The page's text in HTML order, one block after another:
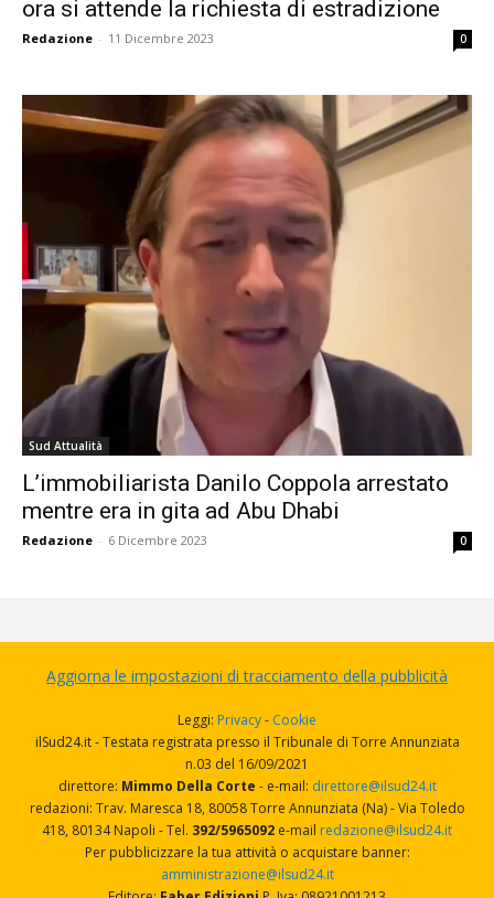
ora si attende la richiesta di estradizione
Redazione - 11 Dicembre 2023 0
Sud Attualità
L’immobiliarista Danilo Coppola arrestato
mentre era in gita ad Abu Dhabi
Redazione - 6 Dicembre 2023 0
Aggiorna le impostazioni di tracciamento della pubblicità
Leggi: Privacy- Cookie
ilSud24.it - Testata registrata presso il Tribunale di Torre Annunziata
n.03 del 16/09/2021
direttore: Mimmo Della Corte - e-mail: direttore@ilsud24.it
redazioni: Trav. Maresca 18, 80058 Torre Annunziata (Na) - Via Toledo
418, 80134 Napoli - Tel. 392/5965092 e-mail redazione@ilsud24.it
Per pubblicizzare la tua attività o acquistare banner:
amministrazione@ilsud24.it